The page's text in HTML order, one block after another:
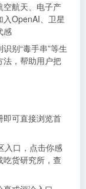
空航天、电子产
入OpenAI、卫星
感
别“毒手串”等生
法，帮助用户把
即可直接浏览首
入口，点击你感
吃货研究所，查